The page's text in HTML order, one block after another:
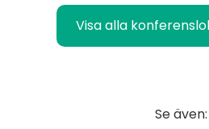
Visa alla
Se även: